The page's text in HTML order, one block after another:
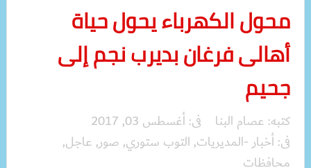
محول الكهرباء يحول حياة
أهالى فرغان بديرب نجم إلى
جحيم
كتبه: عصام البنا فى:أغسطس 03, 2017
فى:أخبار -المديريات, التوب ستوري, صور, عاجل,
محافظات